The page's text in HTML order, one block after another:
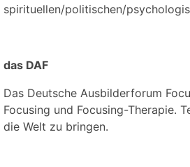
spirituellen/politischen/
das DAF
Das Deutsche Ausbilderforum
Focusing und Focusing-Therapie.
die Welt zu bringen.